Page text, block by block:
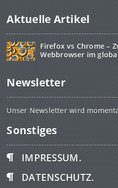
Aktuelle Artikel
Firefox vs Chrome –
Webbrowser im
Newsletter
Unser Newsletter wird
Sonstiges
IMPRESSUM.
DATENSCHUTZ.